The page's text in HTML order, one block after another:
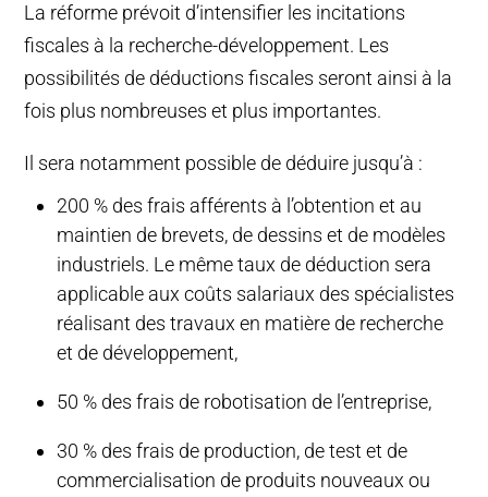
La réforme prévoit d’intensifier les incitations
fiscales à la recherche-développement. Les
possibilités de déductions fiscales seront ainsi à la
fois plus nombreuses et plus importantes.
Il sera notamment possible de déduire jusqu’à :
200 % des frais afférents à l’obtention et au
maintien de brevets, de dessins et de modèles
industriels. Le même taux de déduction sera
applicable aux coûts salariaux des spécialistes
réalisant des travaux en matière de recherche
et de développement,
50 % des frais de robotisation de l’entreprise,
30 % des frais de production, de test et de
commercialisation de produits nouveaux ou